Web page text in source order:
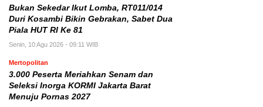
Bukan Sekedar Ikut Lomba, RT011/014
Duri Kosambi Bikin Gebrakan, Sabet Dua
Piala HUT RI Ke 81
Senin, 10 Agu 2026 - 09:11 WIB
Mertopolitan
3.000 Peserta Meriahkan Senam dan
Seleksi Inorga KORMI Jakarta Barat
Menuju Pornas 2027